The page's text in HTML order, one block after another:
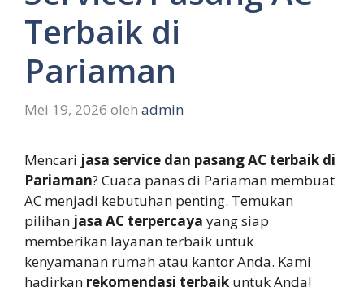
Terbaik di
Pariaman
Mei 19, 2026 oleh admin
Mencari jasa service dan pasang AC terbaik di
Pariaman? Cuaca panas di Pariaman membuat
AC menjadi kebutuhan penting. Temukan
pilihan jasa AC terpercaya yang siap
memberikan layanan terbaik untuk
kenyamanan rumah atau kantor Anda. Kami
hadirkan rekomendasi terbaik untuk Anda!